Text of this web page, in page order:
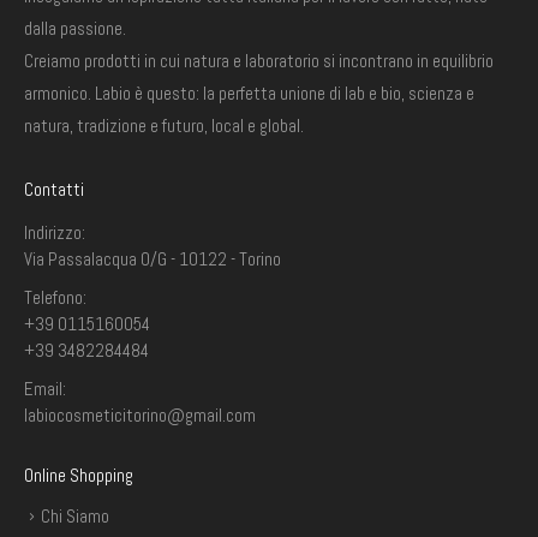
dalla passione.
Creiamo prodotti in cui natura e laboratorio si incontrano in equilibrio
armonico. Labio è questo: la perfetta unione di lab e bio, scienza e
natura, tradizione e futuro, local e global.
Contatti
Indirizzo:
Via Passalacqua 0/G - 10122 - Torino
Telefono:
+39 0115160054
+39 3482284484
Email:
labiocosmeticitorino@gmail.com
Online Shopping
Chi Siamo